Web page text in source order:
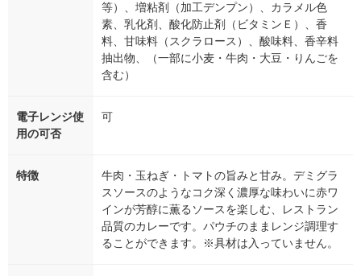
等）、増粘剤（加工デンプン）、カラメル色
素、乳化剤、酸化防止剤（ビタミンＥ）、香
料、甘味料（スクラロース）、酸味料、香辛料
抽出物、（一部に小麦・牛肉・大豆・りんごを
含む）
電子レンジ使
用の可否
可
特徴
牛肉・玉ねぎ・トマトの旨みと甘み。デミグラ
スソースのようなコク深く濃厚な味わいに赤ワ
インが芳醇に薫るソースを楽しむ、レストラン
品質のカレーです。パウチのままレンジ調理す
ることができます。※具材は入っていません。